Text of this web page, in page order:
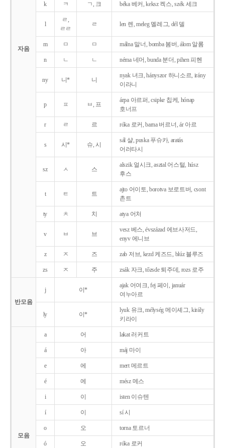
자음
k ㅋ ㄱ, 크 béka 베커, keksz 켁스, szék 세크
l
ㄹ,
ㄹㄹ
ㄹ len 렌, meleg 멜레그, dél 델
m ㅁ ㅁ málna 말너, bomba 봄버, álom 알롬
n ㄴ ㄴ néma 네머, bunda 분더, pihen 피헨
ny 니* 니
nyak 녀크, hányszor 하니소르, irány
이라니
p ㅍ ㅂ, 프
árpa 아르퍼, csipke 칩케, hónap
호너프
r ㄹ 르 róka 로커, barna 버르너, ár 아르
s 시* 슈, 시
sál 샬, puska 푸슈카, aratás
어러타시
sz ㅅ 스
alszik 얼시크, asztal 어스털, húsz
후스
t ㅌ 트
ajto 어이토, borotva 보로트버, csont
촌트
ty ㅊ 치 atya 어처
v ㅂ 브
vesz 베스, évszázad 에브사저드,
enyv 에니브
z ㅈ 즈 zab 저브, kezd 케즈드, blúz 블루즈
zs ㅈ 주 zsák 자크, tőzsde 퇴주데, rozs 로주
반모음
j 이*
ajak 어여크, fej 페이, január
여누아르
ly 이*
lyuk 유크, mélység 메이셰그, király
키라이
모음
a 어 lakat 러커트
á 아 máj 마이
e 에 mert 메르트
é 에 mész 메스
i 이 isten 이슈텐
í 이 sí 시
o 오 torna 토르너
ó 오 róka 로커